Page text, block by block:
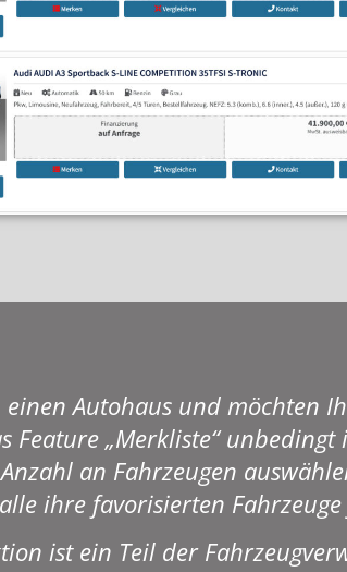
Autohaus und möchten
Feature „Merkliste“
an Fahrzeugen
ihre favorisierten
ist ein Teil der